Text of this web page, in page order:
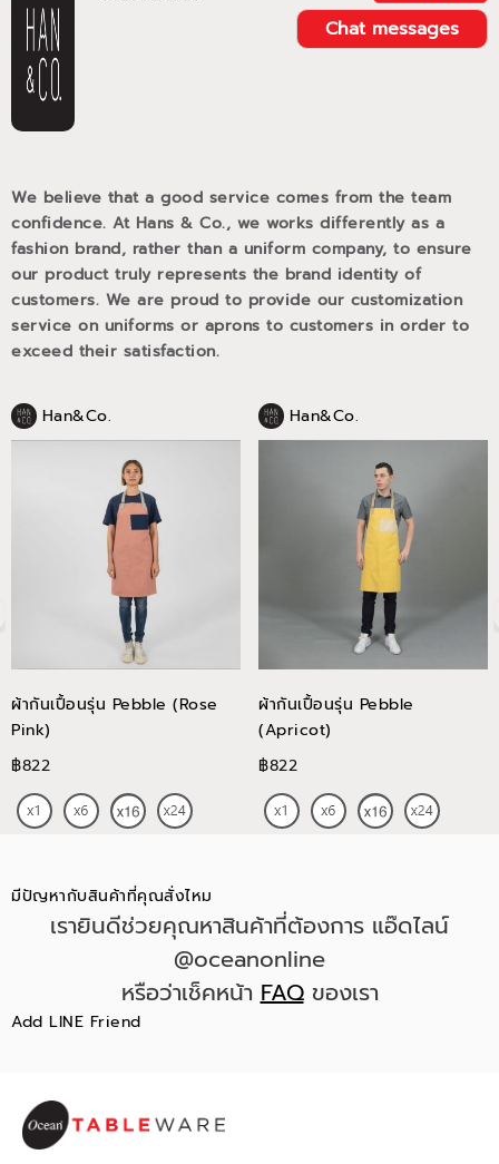
Chat messages
We believe that a good service comes from the team
confidence. At Hans & Co., we works differently as a
fashion brand, rather than a uniform company, to ensure
our product truly represents the brand identity of
customers. We are proud to provide our customization
service on uniforms or aprons to customers in order to
exceed their satisfaction.
Han&Co.
ผ้ากันเปื้อนรุ่น Pebble (Rose
Pink)
฿822
Han&Co.
ผ้ากันเปื้อนรุ่น Pebble
(Apricot)
฿822
มีปัญหากับสินค้าที่คุณสั่งไหม
เรายินดีช่วยคุณหาสินค้าที่ต้องการ แอ๊ดไลน์
@oceanonline
หรือว่าเช็คหน้าFAQของเรา
Add LINE Friend